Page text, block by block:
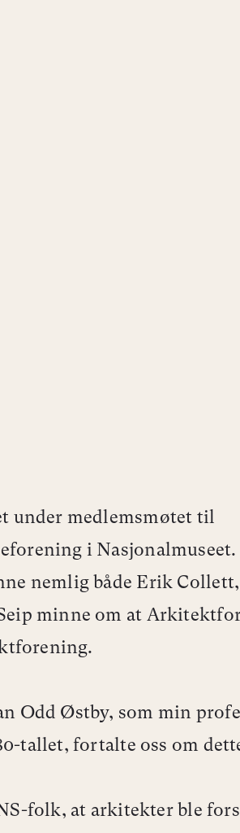
under medlemsmøtet til
i Nasjonalmuseet.
nemlig både Erik
minne om at
Odd Østby, som min
tallet, fortalte oss om
folk, at arkitekter ble